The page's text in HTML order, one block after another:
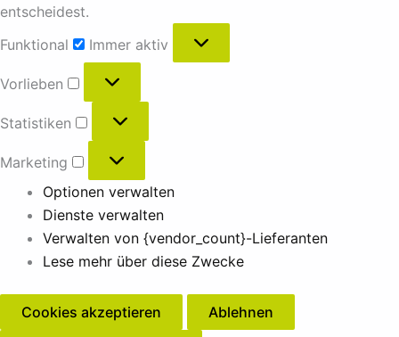
entscheidest.
Funktional
Immer aktiv
Vorlieben
Statistiken
Marketing
Optionen verwalten
Dienste verwalten
Verwalten von {vendor_count}-Lieferanten
Lese mehr über diese Zwecke
Cookies akzeptieren
Ablehnen